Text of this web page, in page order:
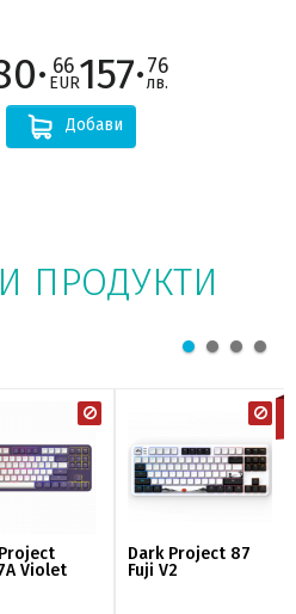
66
EUR157·76
лв.
Добави
ПРОДУКТИ
Violet
Dark Project 87
Fuji V2